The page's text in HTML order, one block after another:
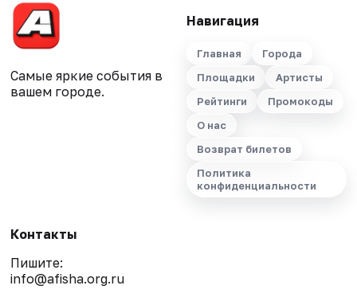
Самые яркие события в
вашем городе.
Навигация
Главная
Города
Площадки
Артисты
Рейтинги
Промокоды
О нас
Возврат билетов
Политика
конфиденциальности
Контакты
Пишите:
info@afisha.org.ru